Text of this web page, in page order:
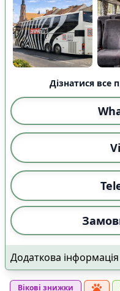
Дізнатися все
Додаткова інформація
Вікові знижки